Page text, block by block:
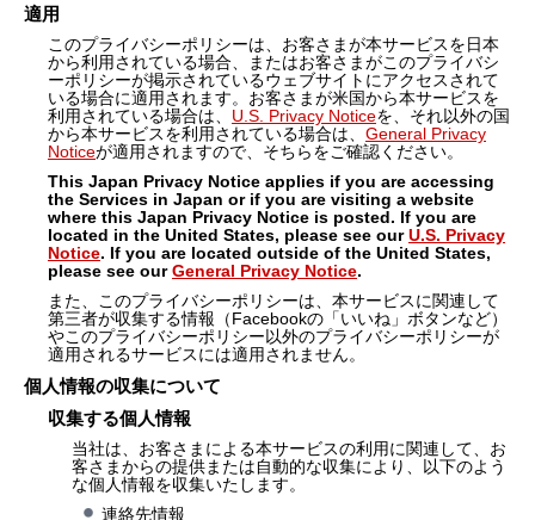
コラム
会社情報 採用情報
SQUARE ENIX サイト内検索
適用
このプライバシーポリシーは、お客さまが本サービスを日本
から利用されている場合、またはお客さまがこのプライバシ
ーポリシーが掲示されているウェブサイトにアクセスされて
いる場合に適用されます。お客さまが米国から本サービスを
利用されている場合は、 U.S. Privacy Noticeを、それ以外の国
から本サービスを利用されている場合は、 General Privacy
Noticeが適用されますので、そちらをご確認ください。
This Japan Privacy Notice applies if you are accessing
the Services in Japan or if you are visiting a website
where this Japan Privacy Notice is posted. If you are
located in the United States, please see ourU.S. Privacy
Notice. If you are located outside of the United States,
please see ourGeneral Privacy Notice.
また、このプライバシーポリシーは、本サービスに関連して
第三者が収集する情報（Facebookの「いいね」ボタンなど）
やこのプライバシーポリシー以外のプライバシーポリシーが
適用されるサービスには適用されません。
個人情報の収集について
収集する個人情報
当社は、お客さまによる本サービスの利用に関連して、お
客さまからの提供または自動的な収集により、以下のよう
な個人情報を収集いたします。
連絡先情報